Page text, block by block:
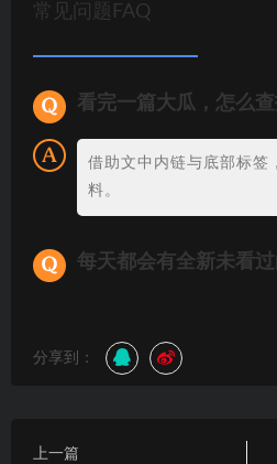
常见问题FAQ
看完一篇大瓜，怎么
借助文中内链与底部标签
料。
每天都会有全新未看
分享到：
上一篇